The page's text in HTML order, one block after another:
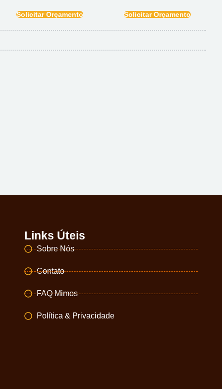
Solicitar Orçamento Solicitar Orçamento
Links Úteis
Sobre Nós
Contato
FAQ Mimos
Política & Privacidade